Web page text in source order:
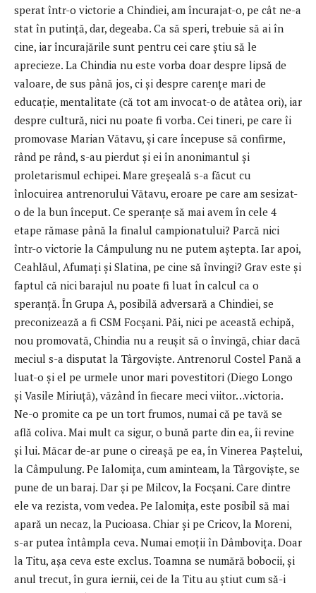
sperat într-o victorie a Chindiei, am încurajat-o, pe cât ne-a
stat în putință, dar, degeaba. Ca să speri, trebuie să ai în
cine, iar încurajările sunt pentru cei care știu să le
aprecieze. La Chindia nu este vorba doar despre lipsă de
valoare, de sus până jos, ci și despre carențe mari de
educație, mentalitate (că tot am invocat-o de atâtea ori), iar
despre cultură, nici nu poate fi vorba. Cei tineri, pe care îi
promovase Marian Vătavu, și care începuse să confirme,
rând pe rând, s-au pierdut și ei în anonimantul și
proletarismul echipei. Mare greșeală s-a făcut cu
înlocuirea antrenorului Vătavu, eroare pe care am sesizat-
o de la bun început. Ce speranțe să mai avem în cele 4
etape rămase până la finalul campionatului? Parcă nici
într-o victorie la Câmpulung nu ne putem aștepta. Iar apoi,
Ceahlăul, Afumați și Slatina, pe cine să învingi? Grav este și
faptul că nici barajul nu poate fi luat în calcul ca o
speranță. În Grupa A, posibilă adversară a Chindiei, se
preconizează a fi CSM Focșani. Păi, nici pe această echipă,
nou promovată, Chindia nu a reușit să o învingă, chiar dacă
meciul s-a disputat la Târgoviște. Antrenorul Costel Pană a
luat-o și el pe urmele unor mari povestitori (Diego Longo
și Vasile Miriuță), văzând în fiecare meci viitor…victoria.
Ne-o promite ca pe un tort frumos, numai că pe tavă se
află coliva. Mai mult ca sigur, o bună parte din ea, îi revine
și lui. Măcar de-ar pune o cireașă pe ea, în Vinerea Paștelui,
la Câmpulung. Pe Ialomița, cum aminteam, la Târgoviște, se
pune de un baraj. Dar și pe Milcov, la Focșani. Care dintre
ele va rezista, vom vedea. Pe Ialomița, este posibil să mai
apară un necaz, la Pucioasa. Chiar și pe Cricov, la Moreni,
s-ar putea întâmpla ceva. Numai emoții în Dâmbovița. Doar
la Titu, așa ceva este exclus. Toamna se numără bobocii, și
anul trecut, în gura iernii, cei de la Titu au știut cum să-i